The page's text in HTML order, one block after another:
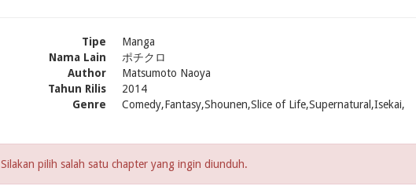
Tipe
Manga
Nama Lain
ポチクロ
Author
Matsumoto Naoya
Tahun Rilis
2014
Genre
Comedy,Fantasy,Shounen,Slice of Life,Supernatural,Isekai,
Silakan pilih salah satu chapter yang ingin diunduh.